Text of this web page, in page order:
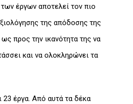
έργων αποτελεί τον πιο
της απόδοσης της
προς την ικανότητα της να
και να ολοκληρώνει τα
έργα. Από αυτά τα δέκα